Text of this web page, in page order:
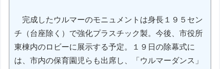
完成したウルマーのモニュメントは身長１９５セン
チ（台座除く）で強化プラスチック製。今後、市役所
東棟内のロビーに展示する予定。１９日の除幕式に
は、市内の保育園児らも出席し、「ウルマーダンス」